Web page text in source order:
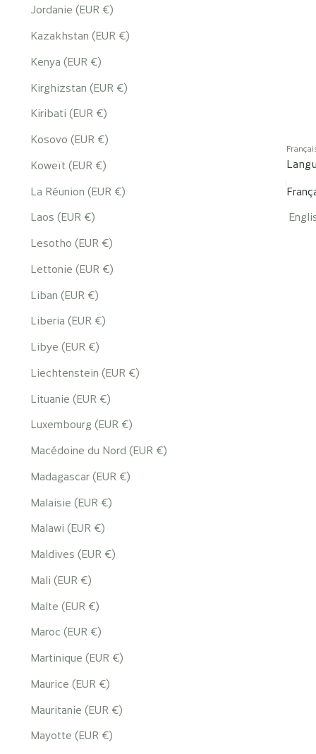
Jordanie (EUR €)
Kazakhstan (EUR €)
Kenya (EUR €)
Kirghizstan (EUR €)
Kiribati (EUR €)
Kosovo (EUR €)
Koweït (EUR €)
La Réunion (EUR €)
Laos (EUR €)
Lesotho (EUR €)
Lettonie (EUR €)
Liban (EUR €)
Liberia (EUR €)
Libye (EUR €)
Liechtenstein (EUR €)
Lituanie (EUR €)
Luxembourg (EUR €)
Macédoine du Nord (EUR €)
Madagascar (EUR €)
Malaisie (EUR €)
Malawi (EUR €)
Maldives (EUR €)
Mali (EUR €)
Malte (EUR €)
Maroc (EUR €)
Martinique (EUR €)
Maurice (EUR €)
Mauritanie (EUR €)
Mayotte (EUR €)